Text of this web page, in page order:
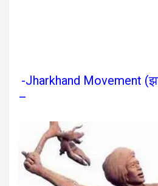
-Jharkhand Movement
–